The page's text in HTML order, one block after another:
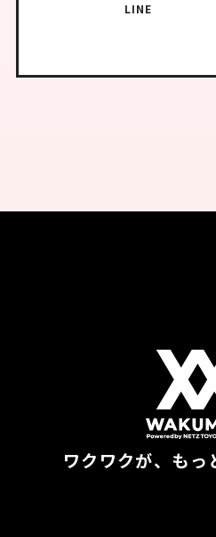
LINE
ワクワクが、もっ